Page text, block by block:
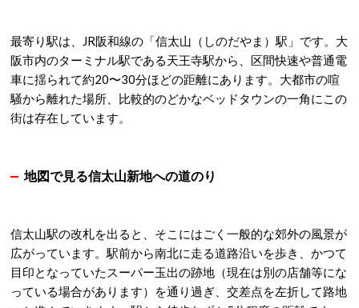
最寄り駅は、JR阪和線の「信太山（しのだやま）駅」です。大
阪市内のターミナル駅である天王寺駅から、区間快速や普通電
車に揺られて約20〜30分ほどの距離にあります。大都市の喧
騒から離れた場所、比較的のどかなベッドタウンの一角にこの
街は存在しています。
地図で見る信太山新地への道のり
信太山駅の改札を出ると、そこにはごく一般的な郊外の風景が
広がっています。駅前から南北に走る道路沿いを歩き、かつて
目印となっていたスーパー玉出の跡地（現在は別の店舗等にな
っている場合があります）を通り過ぎ、交差点を左折して路地